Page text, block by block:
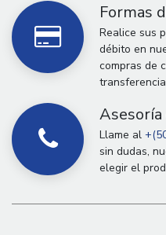
Formas
Realice sus
débito en
compras de
Llame al
sin dudas,
elegir el